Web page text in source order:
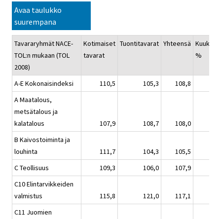
Avaa taulukko
suurempana
Tavararyhmät NACE-
TOL:n mukaan (TOL
2008)
Kotimaiset
tavarat
Tuontitavarat Yhteensä
%
A-E Kokonaisindeksi 110,5 105,3
108,8
A Maatalous,
metsätalous ja
kalatalous
107,9 108,7
108,0
B Kaivostoiminta ja
louhinta
111,7 104,3
105,5
C Teollisuus
109,3 106,0
107,9
C10 Elintarvikkeiden
valmistus
115,8 121,0
117,1
C11 Juomien